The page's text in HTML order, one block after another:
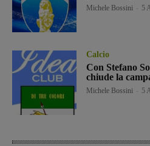
Michele Bossini 5
Calcio
Con Stefano
chiude la
Michele Bossini 5